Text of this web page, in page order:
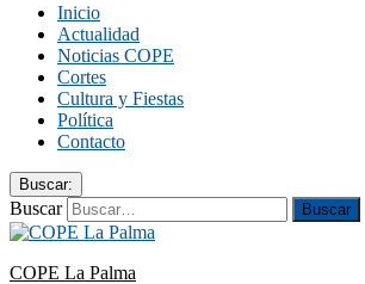
Inicio
Actualidad
Noticias COPE
Cortes
Cultura y Fiestas
Política
Contacto
Buscar:
Buscar
COPE La Palma